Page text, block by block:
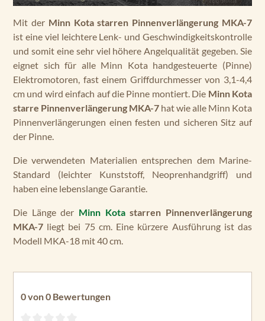
Mit der Minn Kota starren Pinnenverlängerung MKA-7
ist eine viel leichtere Lenk- und Geschwindigkeitskontrolle
und somit eine sehr viel höhere Angelqualität gegeben. Sie
eignet sich für alle Minn Kota handgesteuerte (Pinne)
Elektromotoren, fast einem Griffdurchmesser von 3,1-4,4
cm und wird einfach auf die Pinne montiert. Die Minn Kota
starre Pinnenverlängerung MKA-7 hat wie alle Minn Kota
Pinnenverlängerungen einen festen und sicheren Sitz auf
der Pinne.
Die verwendeten Materialien entsprechen dem Marine-
Standard (leichter Kunststoff, Neoprenhandgriff) und
haben eine lebenslange Garantie.
Die Länge der Minn Kotastarren Pinnenverlängerung
MKA-7 liegt bei 75 cm. Eine kürzere Ausführung ist das
Modell MKA-18 mit 40 cm.
0 von 0 Bewertungen